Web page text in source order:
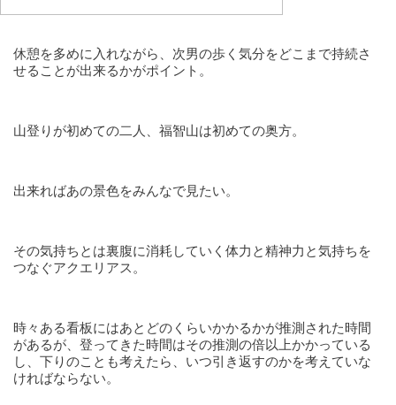
休憩を多めに入れながら、次男の歩く気分をどこまで持続さ
せることが出来るかがポイント。
山登りが初めての二人、福智山は初めての奥方。
出来ればあの景色をみんなで見たい。
その気持ちとは裏腹に消耗していく体力と精神力と気持ちを
つなぐアクエリアス。
時々ある看板にはあとどのくらいかかるかが推測された時間
があるが、登ってきた時間はその推測の倍以上かかっている
し、下りのことも考えたら、いつ引き返すのかを考えていな
ければならない。